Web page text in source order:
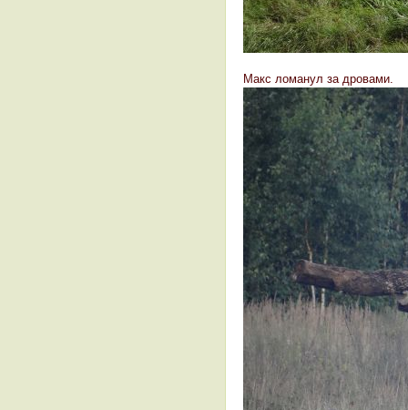
Макс ломанул за дровами.